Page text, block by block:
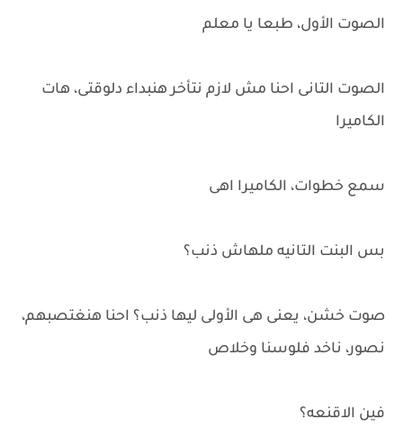
الصوت الأول، طبعا يا معلم
الصوت التانى احنا مش لازم نتأخر هنبداء دلوقتى، هات
الكاميرا
سمع خطوات، الكاميرا اهى
بس البنت التانيه ملهاش ذنب؟
صوت خشن، يعنى هى الأولى ليها ذنب؟ احنا هنغتصبهم،
نصور، ناخد فلوسنا وخلاص
فين الاقنعه؟